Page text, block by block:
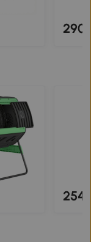
290
254